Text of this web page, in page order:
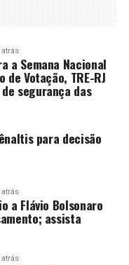
a Semana Nacional
Votação, TRE-RJ
segurança das
para decisão
a Flávio Bolsonaro
assista